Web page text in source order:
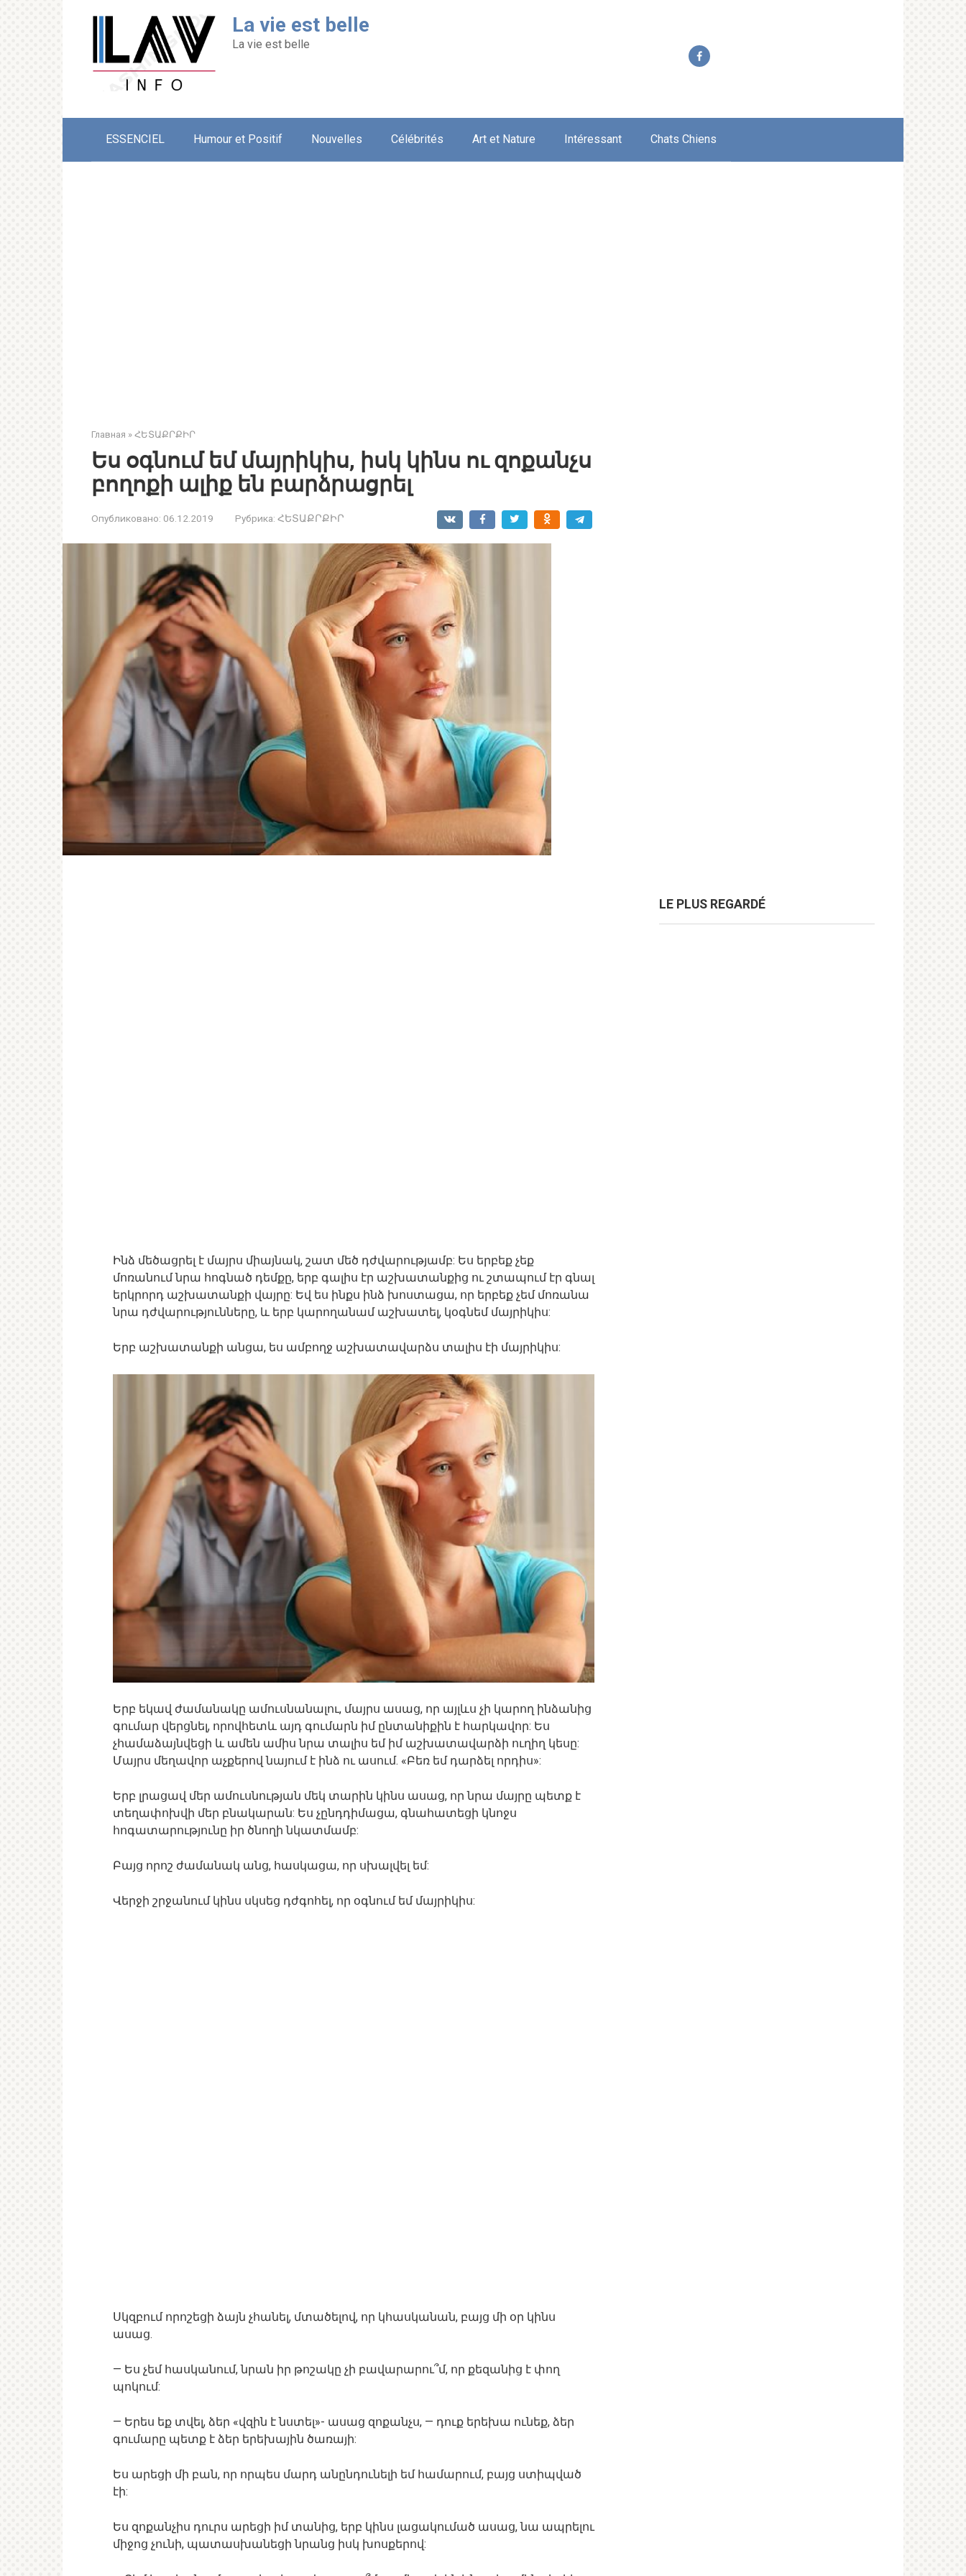
La vie est belle
La vie est belle
ESSENCIEL Humour et Positif Nouvelles Célébrités Art et Nature Intéressant Chats Chiens
Главная » ՀԵՏԱՔՐՔԻՐ
Ես օգնում եմ մայրիկիս, իսկ կինս ու զոքանչս
բողոքի ալիք են բարձրացրել
Опубликовано: 06.12.2019 Рубрика: ՀԵՏԱՔՐՔԻՐ
Ինձ մեծացրել է մայրս միայնակ, շատ մեծ դժվարությամբ: Ես երբեք չեք
մոռանում նրա հոգնած դեմքը, երբ գալիս էր աշխատանքից ու շտապում էր գնալ
երկրորդ աշխատանքի վայրը: Եվ ես ինքս ինձ խոստացա, որ երբեք չեմ մոռանա
նրա դժվարությունները, և երբ կարողանամ աշխատել, կօգնեմ մայրիկիս:
Երբ աշխատանքի անցա, ես ամբողջ աշխատավարձս տալիս էի մայրիկիս:
Երբ եկավ ժամանակը ամուսնանալու, մայրս ասաց, որ այլևս չի կարող ինձանից
գումար վերցնել, որովհետև այդ գումարն իմ ընտանիքին է հարկավոր: Ես
չհամաձայնվեցի և ամեն ամիս նրա տալիս եմ իմ աշխատավարձի ուղիղ կեսը:
Մայրս մեղավոր աչքերով նայում է ինձ ու ասում. «Բեռ եմ դարձել որդիս»:
Երբ լրացավ մեր ամուսնության մեկ տարին կինս ասաց, որ նրա մայրը պետք է
տեղափոխվի մեր բնակարան: Ես չընդդիմացա, գնահատեցի կնոջս
հոգատարությունը իր ծնողի նկատմամբ:
Բայց որոշ ժամանակ անց, հասկացա, որ սխալվել եմ:
Վերջի շրջանում կինս սկսեց դժգոհել, որ օգնում եմ մայրիկիս:
Սկզբում որոշեցի ձայն չհանել, մտածելով, որ կհասկանան, բայց մի օր կինս
ասաց.
— Ես չեմ հասկանում, նրան իր թոշակը չի բավարարու՞մ, որ քեզանից է փող
պոկում:
— Երես եք տվել, ձեր «վզին է նստել»- ասաց զոքանչս, — դուք երեխա ունեք, ձեր
գումարը պետք է ձեր երեխային ծառայի:
Ես արեցի մի բան, որ որպես մարդ անընդունելի եմ համարում, բայց ստիպված
էի:
Ես զոքանչիս դուրս արեցի իմ տանից, երբ կինս լացակումած ասաց, նա ապրելու
միջոց չունի, պատասխանեցի նրանց իսկ խոսքերով:
LE PLUS REGARDÉ